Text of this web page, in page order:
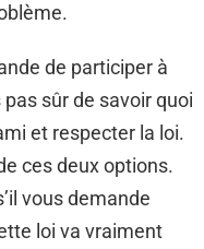
de participer à
sûr de savoir quoi
et respecter la loi.
ces deux options.
vous demande
loi va vraiment